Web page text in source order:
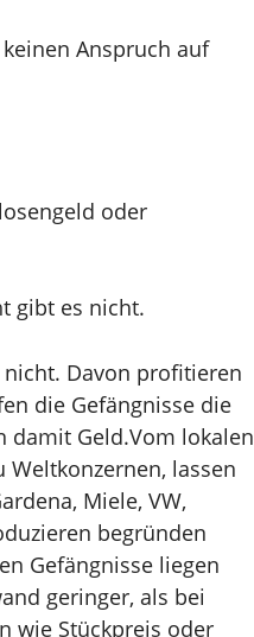
Anspruch auf
oder
gibt es nicht.
nicht. Davon profitieren
die Gefängnisse die
damit Geld.Vom lokalen
Weltkonzernen, lassen
Miele, VW,
begründen
Gefängnisse liegen
geringer, als bei
wie Stückpreis oder